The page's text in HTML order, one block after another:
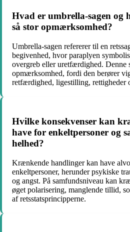
Hvad er umbrella-sagen og
så stor opmærksomhed?
Umbrella-sagen refererer til en
begivenhed, hvor paraplyen
overgreb eller uretfærdighed. Denne
opmærksomhed, fordi den berører
retfærdighed, ligestilling, rettigheder
Hvilke konsekvenser kan
have for enkeltpersoner og
helhed?
Krænkende handlinger kan have
enkeltpersoner, herunder psykiske
og angst. På samfundsniveau kan
øget polarisering, manglende tillid,
af retsstatsprincipperne.